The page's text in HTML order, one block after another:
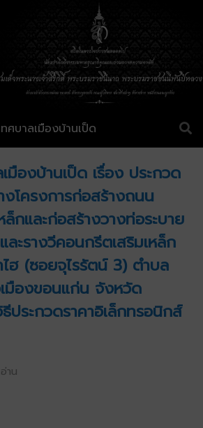
ทศบาลเมืองบ้านเป็ด
มืองบ้านเป็ด เรื่อง ประกวด
งโครงการก่อสร้างถนน
ล็กและก่อสร้างวางท่อระบาย
ะรางวีคอนกรีตเสริมเหล็ก
ฮ (ซอยจุไรรัตน์ 3) ตำบล
มืองขอนแก่น จังหวัด
ระกวดราคาอิเล็กทรอนิกส์
าน